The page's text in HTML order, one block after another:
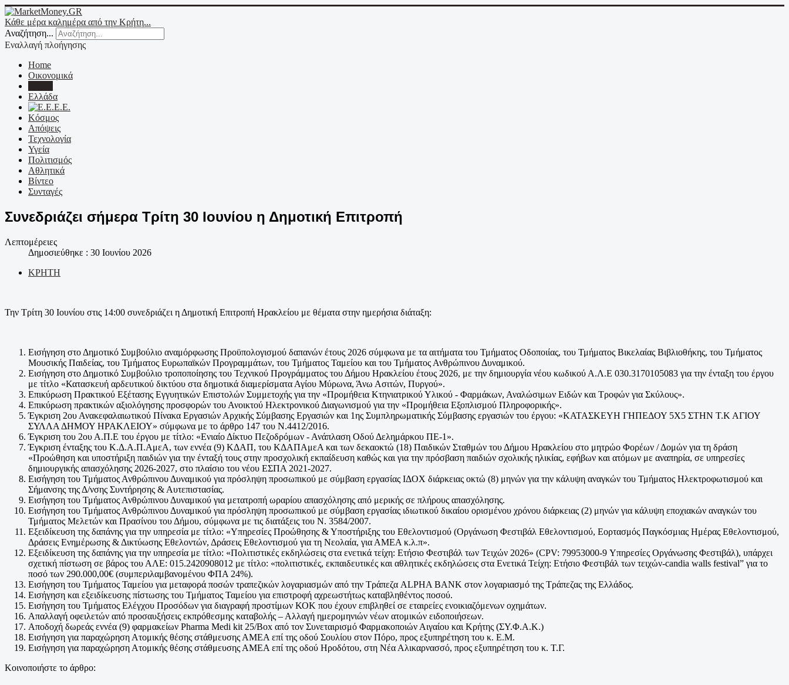
Κάθε μέρα καλημέρα από την Κρήτη...
Αναζήτηση...
Εναλλαγή πλοήγησης
Home
Οικονομικά
Ελλάδα
Ε.Ε.
Κόσμος
Απόψεις
Τεχνολογία
Υγεία
Πολιτισμός
Αθλητικά
Βίντεο
Συνταγές
Συνεδριάζει σήμερα Τρίτη 30 Ιουνίου η Δημοτική Επιτροπή
Λεπτομέρειες
Δημοσιεύθηκε : 30 Ιουνίου 2026
ΚΡΗΤΗ
Την Τρίτη 30 Ιουνίου στις 14:00 συνεδριάζει η Δημοτική Επιτροπή Ηρακλείου με θέματα στην ημερήσια διάταξη:
Εισήγηση στο Δημοτικό Συμβούλιο αναμόρφωσης Προϋπολογισμού δαπανών έτους 2026 σύμφωνα με τα αιτήματα του Τμήματος Οδοποιίας, του Τμήματος Βικελαίας Βιβλιοθήκης, του Τμήματος
Μουσικής Παιδείας, του Τμήματος Ευρωπαϊκών Προγραμμάτων, του Τμήματος Ταμείου και του Τμήματος Ανθρώπινου Δυναμικού.
Εισήγηση στο Δημοτικό Συμβούλιο τροποποίησης του Τεχνικού Προγράμματος του Δήμου Ηρακλείου έτους 2026, με την δημιουργία νέου κωδικού Α.Λ.Ε 030.3170105083 για την ένταξη του έργου
με τίτλο «Κατασκευή αρδευτικού δικτύου στα δημοτικά διαμερίσματα Αγίου Μύρωνα, Άνω Ασιτών, Πυργού».
Επικύρωση Πρακτικού Εξέτασης Εγγυητικών Επιστολών Συμμετοχής για την «Προμήθεια Κτηνιατρικού Υλικού - Φαρμάκων, Αναλώσιμων Ειδών και Τροφών για Σκύλους».
Επικύρωση πρακτικών αξιολόγησης προσφορών του Ανοικτού Ηλεκτρονικού Διαγωνισμού για την «Προμήθεια Εξοπλισμού Πληροφορικής».
Έγκριση 2ου Ανακεφαλαιωτικού Πίνακα Εργασιών Αρχικής Σύμβασης Εργασιών και 1ης Συμπληρωματικής Σύμβασης εργασιών του έργου: «ΚΑΤΑΣΚΕΥΗ ΓΗΠΕΔΟΥ 5Χ5 ΣΤΗΝ Τ.Κ ΑΓΙΟΥ
ΣΥΛΛΑ ΔΗΜΟΥ ΗΡΑΚΛΕΙΟΥ» σύμφωνα με το άρθρο 147 του Ν.4412/2016.
Έγκριση του 2ου Α.Π.Ε του έργου με τίτλο: «Ενιαίο Δίκτυο Πεζοδρόμων - Ανάπλαση Οδού Δελημάρκου ΠΕ-1».
Έγκριση ένταξης του Κ.Δ.Α.Π.ΑμεΑ, των εννέα (9) ΚΔΑΠ, του ΚΔΑΠΑμεΑ και των δεκαοκτώ (18) Παιδικών Σταθμών του Δήμου Ηρακλείου στο μητρώο Φορέων / Δομών για τη δράση
«Προώθηση και υποστήριξη παιδιών για την ένταξή τους στην προσχολική εκπαίδευση καθώς και για την πρόσβαση παιδιών σχολικής ηλικίας, εφήβων και ατόμων με αναπηρία, σε υπηρεσίες
δημιουργικής απασχόλησης 2026-2027, στο πλαίσιο του νέου ΕΣΠΑ 2021-2027.
Εισήγηση του Τμήματος Ανθρώπινου Δυναμικού για πρόσληψη προσωπικού με σύμβαση εργασίας ΙΔΟΧ διάρκειας οκτώ (8) μηνών για την κάλυψη αναγκών του Τμήματος Ηλεκτροφωτισμού και
Σήμανσης της Δ/νσης Συντήρησης & Αυτεπιστασίας.
Εισήγηση του Τμήματος Ανθρώπινου Δυναμικού για μετατροπή ωραρίου απασχόλησης από μερικής σε πλήρους απασχόλησης.
Εισήγηση του Τμήματος Ανθρώπινου Δυναμικού για πρόσληψη προσωπικού με σύμβαση εργασίας ιδιωτικού δικαίου ορισμένου χρόνου διάρκειας (2) μηνών για κάλυψη εποχιακών αναγκών του
Τμήματος Μελετών και Πρασίνου του Δήμου, σύμφωνα με τις διατάξεις του Ν. 3584/2007.
Εξειδίκευση της δαπάνης για την υπηρεσία με τίτλο: «Υπηρεσίες Προώθησης & Υποστήριξης του Εθελοντισμού (Οργάνωση Φεστιβάλ Εθελοντισμού, Εορτασμός Παγκόσμιας Ημέρας Εθελοντισμού,
Δράσεις Ενημέρωσης & Δικτύωσης Εθελοντών, Δράσεις Εθελοντισμού για τη Νεολαία, για ΑΜΕΑ κ.λ.π».
Εξειδίκευση της δαπάνης για την υπηρεσία με τίτλο: «Πολιτιστικές εκδηλώσεις στα ενετικά τείχη: Ετήσιο Φεστιβάλ των Τειχών 2026» (CPV: 79953000-9 Υπηρεσίες Οργάνωσης Φεστιβάλ), υπάρχει
σχετική πίστωση σε βάρος του ΑΛΕ: 015.2420908012 με τίτλο: «πολιτιστικές, εκπαιδευτικές και αθλητικές εκδηλώσεις στα Ενετικά Τείχη: Ετήσιο Φεστιβάλ των τειχών-candia walls festival” για το
ποσό των 290.000,00€ (συμπεριλαμβανομένου ΦΠΑ 24%).
Εισήγηση του Τμήματος Ταμείου για μεταφορά ποσών τραπεζικών λογαριασμών από την Τράπεζα ALPHA BANK στον λογαριασμό της Τράπεζας της Ελλάδος.
Εισήγηση και εξειδίκευσης πίστωσης του Τμήματος Ταμείου για επιστροφή αχρεωστήτως καταβληθέντος ποσού.
Εισήγηση του Τμήματος Ελέγχου Προσόδων για διαγραφή προστίμων ΚΟΚ που έχουν επιβληθεί σε εταιρείες ενοικιαζόμενων οχημάτων.
Απαλλαγή οφειλετών από προσαυξήσεις εκπρόθεσμης καταβολής – Αλλαγή ημερομηνιών νέων ατομικών ειδοποιήσεων.
Αποδοχή δωρεάς εννέα (9) φαρμακείων Pharma Medi kit 25/Box από τον Συνεταιρισμό Φαρμακοποιών Αιγαίου και Κρήτης (ΣΥ.Φ.Α.Κ.)
Εισήγηση για παραχώρηση Ατομικής θέσης στάθμευσης ΑΜΕΑ επί της οδού Σουλίου στον Πόρο, προς εξυπηρέτηση του κ. Ε.Μ.
Εισήγηση για παραχώρηση Ατομικής θέσης στάθμευσης ΑΜΕΑ επί της οδού Ηροδότου, στη Νέα Αλικαρνασσό, προς εξυπηρέτηση του κ. Τ.Γ.
Κοινοποιήστε το άρθρο: